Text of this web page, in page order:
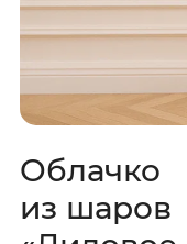
Облачко
из шаров